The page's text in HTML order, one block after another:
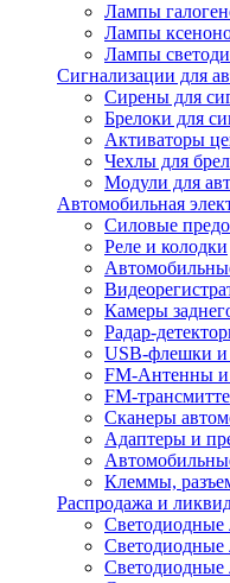
Лампы
Лампы
Лампы
Сигнализации для
Сирены для
Брелоки для
Активаторы
Чехлы для
Модули для
Автомобильная
Силовые
Реле и колодки
Камеры
Радар-
USB-флешки и
FM-Антенны и
FM-
Сканеры
Адаптеры и
Клеммы,
Распродажа и